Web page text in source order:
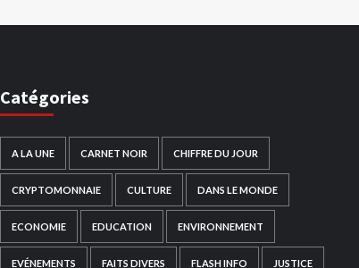
Catégories
A LA UNE CARNET NOIR CHIFFRE DU JOUR
CRYPTOMONNAIE CULTURE DANS LE MONDE
ECONOMIE EDUCATION ENVIRONNEMENT
EVÉNEMENTS FAITS DIVERS FLASH INFO JUSTICE